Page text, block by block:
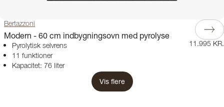
Bertazzoni
Modern - 60 cm indbygningsovn med pyrolyse
Pyrolytisk selvrens
11 funktioner
Kapacitet: 76 liter
11.995 KR.
Vis flere